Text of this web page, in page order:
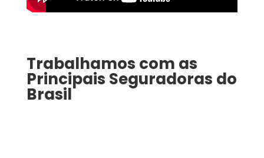
Trabalhamos com as
Principais Seguradoras do
Brasil